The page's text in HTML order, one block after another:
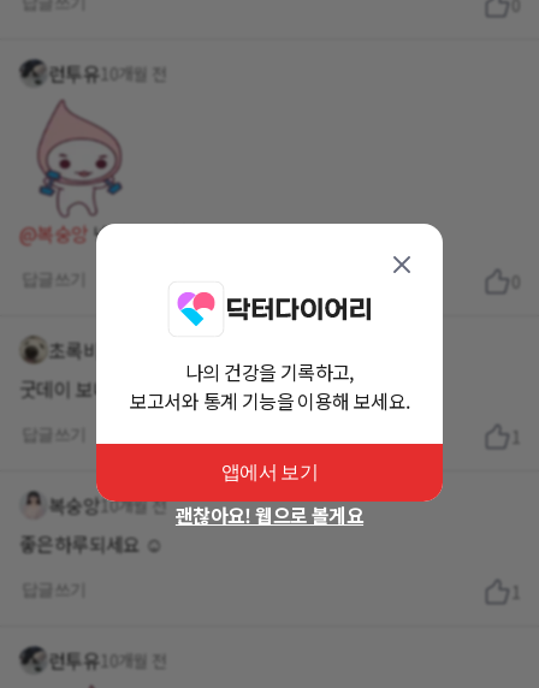
런투유 10개월 전
@복숭앙 넹 오늘두 핫팅
초록비
굿데이 보내세용~^^
1
복숭앙10개월 전
좋은하루되세요 ☺️
1
런투유 10개월 전
나의 건강을 기록하고,
보고서와 통계 기능을 이용해 보세요.
앱에서 보기
괜찮아요! 웹으로 볼게요